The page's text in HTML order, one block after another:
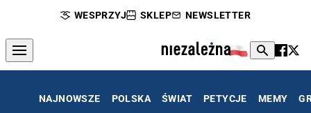
WESPRZYJ SKLEP NEWSLETTER
NAJNOWSZE POLSKA ŚWIAT PETYCJE MEMY